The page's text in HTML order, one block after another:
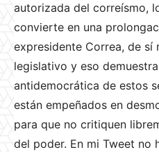
autorizada del correísmo,
convierte en una
expresidente Correa, de sí
legislativo y eso
antidemocrática de estos
están empeñados en
para que no critiquen
del poder. En mi Tweet no